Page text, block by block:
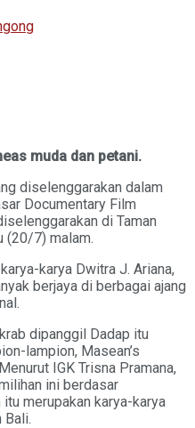
muda dan petani.
diselenggarakan dalam
Documentary Film
di Taman
(20/7) malam.
karya Dwitra J. Ariana,
berjaya di berbagai ajang
dipanggil Dadap itu
lampion, Masean’s
IGK Trisna Pramana,
ini berdasar
merupakan karya-karya
Bali.